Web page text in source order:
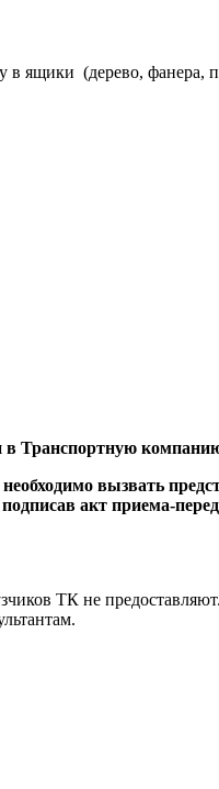
в ящики (дерево, фанера,
в Транспортную
вызвать
акт приема-
ТК не предоставляют.